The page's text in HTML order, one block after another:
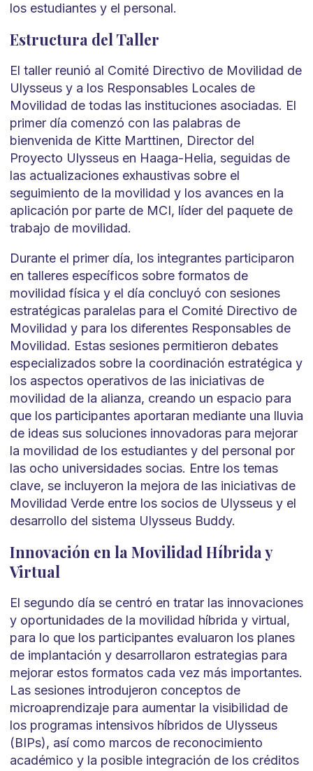
los estudiantes y el personal.
Estructura del Taller
El taller reunió al Comité Directivo de Movilidad de
Ulysseus y a los Responsables Locales de
Movilidad de todas las instituciones asociadas. El
primer día comenzó con las palabras de
bienvenida de Kitte Marttinen, Director del
Proyecto Ulysseus en Haaga-Helia, seguidas de
las actualizaciones exhaustivas sobre el
seguimiento de la movilidad y los avances en la
aplicación por parte de MCI, líder del paquete de
trabajo de movilidad.
Durante el primer día, los integrantes participaron
en talleres específicos sobre formatos de
movilidad física y el día concluyó con sesiones
estratégicas paralelas para el Comité Directivo de
Movilidad y para los diferentes Responsables de
Movilidad. Estas sesiones permitieron debates
especializados sobre la coordinación estratégica y
los aspectos operativos de las iniciativas de
movilidad de la alianza, creando un espacio para
que los participantes aportaran mediante una lluvia
de ideas sus soluciones innovadoras para mejorar
la movilidad de los estudiantes y del personal por
las ocho universidades socias. Entre los temas
clave, se incluyeron la mejora de las iniciativas de
Movilidad Verde entre los socios de Ulysseus y el
desarrollo del sistema Ulysseus Buddy.
Innovación en la Movilidad Híbrida y
Virtual
El segundo día se centró en tratar las innovaciones
y oportunidades de la movilidad híbrida y virtual,
para lo que los participantes evaluaron los planes
de implantación y desarrollaron estrategias para
mejorar estos formatos cada vez más importantes.
Las sesiones introdujeron conceptos de
microaprendizaje para aumentar la visibilidad de
los programas intensivos híbridos de Ulysseus
(BIPs), así como marcos de reconocimiento
académico y la posible integración de los créditos